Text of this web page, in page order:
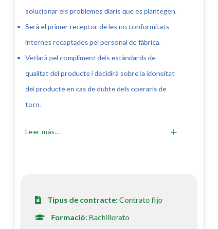
solucionar els problemes diaris que es plantegen.
Serà el primer receptor de les no conformitats
internes recaptades pel personal de fàbrica.
Vetlarà pel compliment dels estàndards de
qualitat del producte i decidirà sobre la idoneïtat
del producte en cas de dubte dels operaris de
torn.
Leer más...
Tipus de contracte:Contrato fijo
Formació:Bachillerato